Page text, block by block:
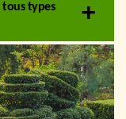
tous types